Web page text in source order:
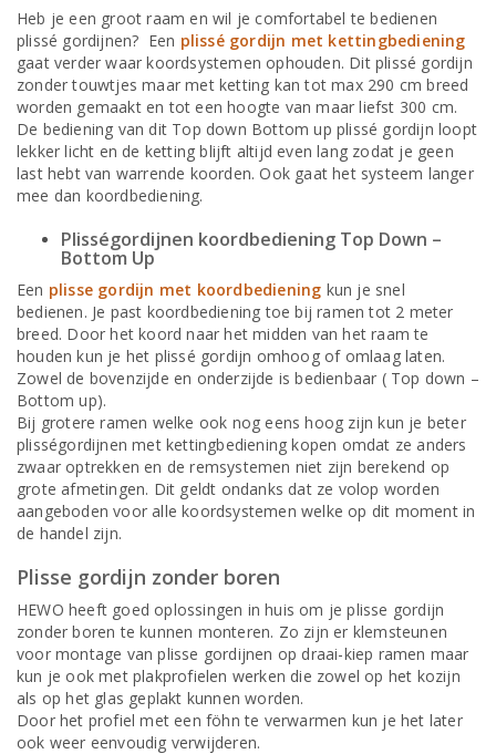
Heb je een groot raam en wil je comfortabel te bedienen
plissé gordijnen? Een plissé gordijn met kettingbediening
gaat verder waar koordsystemen ophouden. Dit plissé gordijn
zonder touwtjes maar met ketting kan tot max 290 cm breed
worden gemaakt en tot een hoogte van maar liefst 300 cm.
De bediening van dit Top down Bottom up plissé gordijn loopt
lekker licht en de ketting blijft altijd even lang zodat je geen
last hebt van warrende koorden. Ook gaat het systeem langer
mee dan koordbediening.
Plisségordijnen koordbediening Top Down –
Bottom Up
Een plisse gordijn met koordbediening kun je snel
bedienen. Je past koordbediening toe bij ramen tot 2 meter
breed. Door het koord naar het midden van het raam te
houden kun je het plissé gordijn omhoog of omlaag laten.
Zowel de bovenzijde en onderzijde is bedienbaar ( Top down –
Bottom up).
Bij grotere ramen welke ook nog eens hoog zijn kun je beter
plisségordijnen met kettingbediening kopen omdat ze anders
zwaar optrekken en de remsystemen niet zijn berekend op
grote afmetingen. Dit geldt ondanks dat ze volop worden
aangeboden voor alle koordsystemen welke op dit moment in
de handel zijn.
Plisse gordijn zonder boren
HEWO heeft goed oplossingen in huis om je plisse gordijn
zonder boren te kunnen monteren. Zo zijn er klemsteunen
voor montage van plisse gordijnen op draai-kiep ramen maar
kun je ook met plakprofielen werken die zowel op het kozijn
als op het glas geplakt kunnen worden.
Door het profiel met een föhn te verwarmen kun je het later
ook weer eenvoudig verwijderen.